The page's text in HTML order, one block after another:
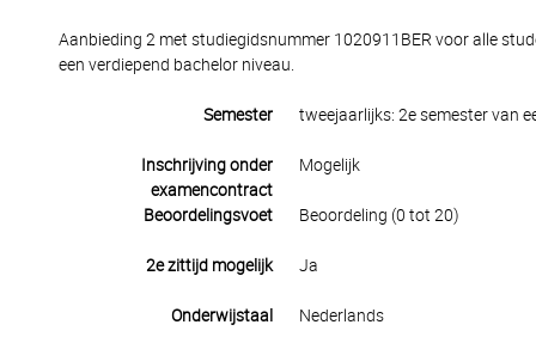
Aanbieding 2 met studiegidsnummer 1020911BER voor alle
een verdiepend bachelor niveau.
Semester tweejaarlijks: 2e semester van
Inschrijving onder
examencontract
Mogelijk
Beoordelingsvoet Beoordeling (0 tot 20)
2e zittijd mogelijk Ja
Onderwijstaal Nederlands